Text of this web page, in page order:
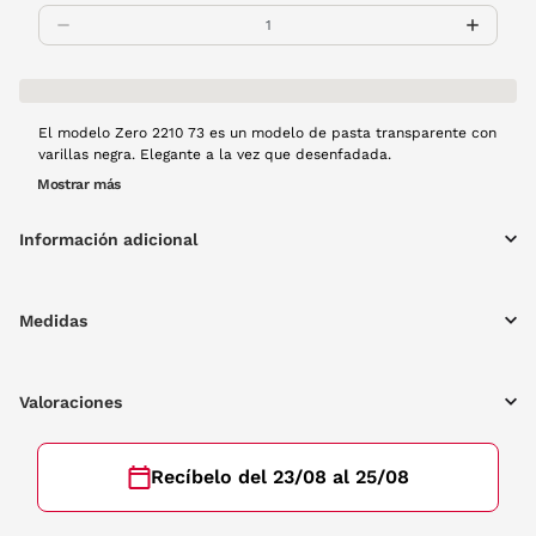
El modelo Zero 2210 73 es un modelo de pasta transparente con
varillas negra. Elegante a la vez que desenfadada.
Mostrar más
Información adicional
Medidas
Valoraciones
Recíbelo del 23/08 al 25/08